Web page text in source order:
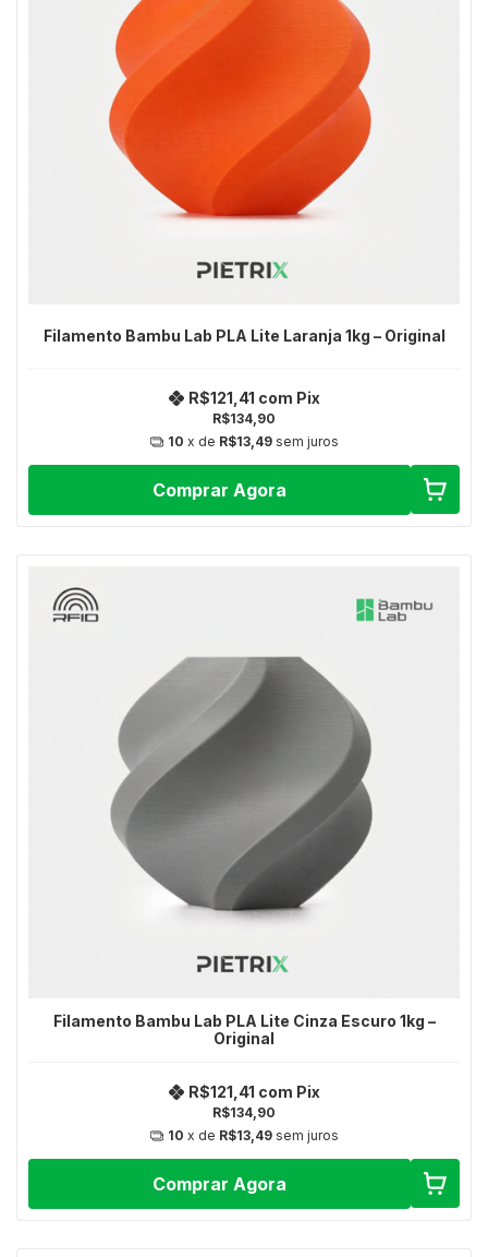
Filamento Bambu Lab PLA Lite Laranja 1kg – Original
R$134,90
R$121,41 com Pix
10 x de R$13,49 sem juros
Comprar Agora
Filamento Bambu Lab PLA Lite Cinza Escuro 1kg –
Original
R$134,90
R$121,41 com Pix
10 x de R$13,49 sem juros
Comprar Agora